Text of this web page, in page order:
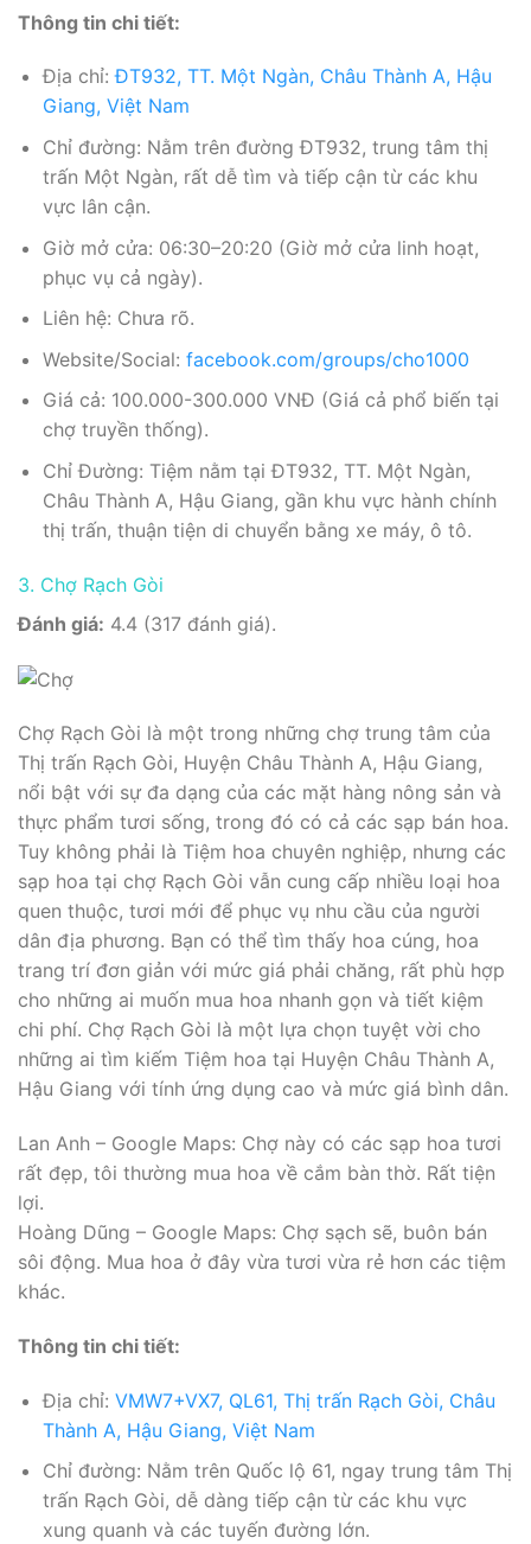
Thông tin chi tiết:
Địa chỉ:ĐT932, TT. Một Ngàn, Châu Thành A, Hậu
Giang, Việt Nam
Chỉ đường: Nằm trên đường ĐT932, trung tâm thị
trấn Một Ngàn, rất dễ tìm và tiếp cận từ các khu
vực lân cận.
Giờ mở cửa: 06:30–20:20 (Giờ mở cửa linh hoạt,
phục vụ cả ngày).
Liên hệ: Chưa rõ.
Website/Social: facebook.com/groups/cho1000
Giá cả: 100.000-300.000 VNĐ (Giá cả phổ biến tại
chợ truyền thống).
Chỉ Đường: Tiệm nằm tại ĐT932, TT. Một Ngàn,
Châu Thành A, Hậu Giang, gần khu vực hành chính
thị trấn, thuận tiện di chuyển bằng xe máy, ô tô.
3. Chợ Rạch Gòi
Đánh giá: 4.4 (317 đánh giá).
Chợ Rạch Gòi là một trong những chợ trung tâm của
Thị trấn Rạch Gòi, Huyện Châu Thành A, Hậu Giang,
nổi bật với sự đa dạng của các mặt hàng nông sản và
thực phẩm tươi sống, trong đó có cả các sạp bán hoa.
Tuy không phải là Tiệm hoa chuyên nghiệp, nhưng các
sạp hoa tại chợ Rạch Gòi vẫn cung cấp nhiều loại hoa
quen thuộc, tươi mới để phục vụ nhu cầu của người
dân địa phương. Bạn có thể tìm thấy hoa cúng, hoa
trang trí đơn giản với mức giá phải chăng, rất phù hợp
cho những ai muốn mua hoa nhanh gọn và tiết kiệm
chi phí. Chợ Rạch Gòi là một lựa chọn tuyệt vời cho
những ai tìm kiếm Tiệm hoa tại Huyện Châu Thành A,
Hậu Giang với tính ứng dụng cao và mức giá bình dân.
Lan Anh – Google Maps: Chợ này có các sạp hoa tươi
rất đẹp, tôi thường mua hoa về cắm bàn thờ. Rất tiện
lợi.
Hoàng Dũng – Google Maps: Chợ sạch sẽ, buôn bán
sôi động. Mua hoa ở đây vừa tươi vừa rẻ hơn các tiệm
khác.
Thông tin chi tiết:
Địa chỉ: VMW7+VX7, QL61, Thị trấn Rạch Gòi, Châu
Thành A, Hậu Giang, Việt Nam
Chỉ đường: Nằm trên Quốc lộ 61, ngay trung tâm Thị
trấn Rạch Gòi, dễ dàng tiếp cận từ các khu vực
xung quanh và các tuyến đường lớn.